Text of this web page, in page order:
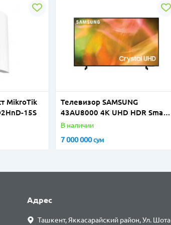
MikroTik
15S
Телевизор SAMSUNG
43AU8000 4K UHD HDR Smart
TV 43" (2021)
В наличии
7 000 000сум
Адрес
Ташкент, Яккасарайский район, Ул. Шота